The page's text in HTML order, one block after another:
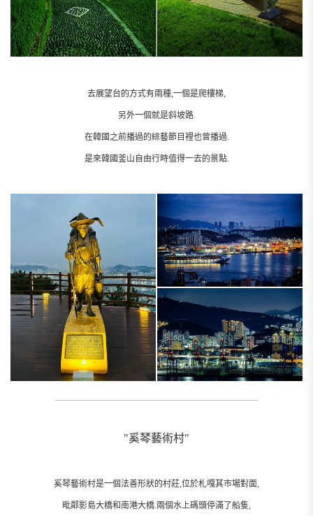
去展望台的方式有兩種,一個是爬樓梯,
另外一個就是斜坡路.
在韓國之前播過的綜藝節目裡也曾播過.
是來韓國釜山自由行時值得一去的景點.
"奚琴藝術村"
奚琴藝術村是一個法善形狀的村莊,位於札嘎其市場對面,
毗鄰影島大橋和南港大橋.兩個水上碼頭停滿了船隻,